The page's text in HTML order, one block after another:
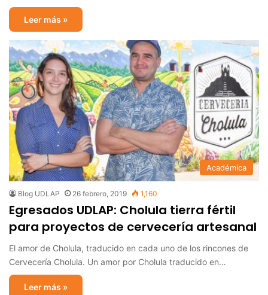
Leer más »
Académica
Blog UDLAP 26 febrero, 2019 1,160
Egresados UDLAP: Cholula tierra fértil
para proyectos de cervecería artesanal
El amor de Cholula, traducido en cada uno de los rincones de
Cervecería Cholula. Un amor por Cholula traducido en…
Leer más »